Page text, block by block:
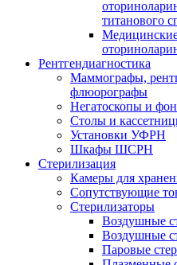
титанового
Рентгендиагностика
Маммографы,
флюорографы
Негатоскопы и
Столы и
Установки УФРН
Шкафы ШСРН
Стерилизация
Камеры для
Сопутствующие
Стерилизаторы
Воздушные
Воздушные
Паровые